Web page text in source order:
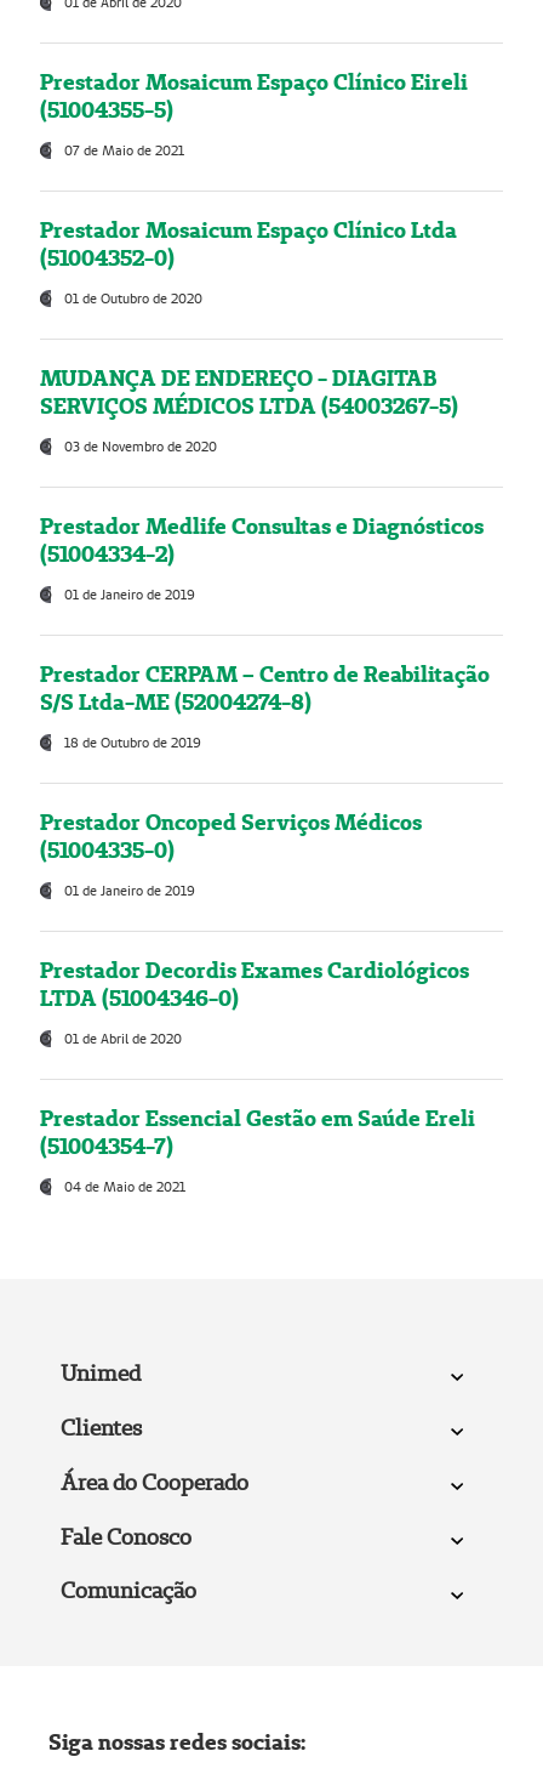
Prestador Mosaicum Espaço Clínico Eireli
(51004355-5)
07 de Maio de 2021
Prestador Mosaicum Espaço Clínico Ltda
(51004352-0)
01 de Outubro de 2020
MUDANÇA DE ENDEREÇO - DIAGITAB
SERVIÇOS MÉDICOS LTDA (54003267-5)
03 de Novembro de 2020
Prestador Medlife Consultas e Diagnósticos
(51004334-2)
01 de Janeiro de 2019
Prestador CERPAM – Centro de Reabilitação
S/S Ltda-ME (52004274-8)
18 de Outubro de 2019
Prestador Oncoped Serviços Médicos
(51004335-0)
01 de Janeiro de 2019
Prestador Decordis Exames Cardiológicos
LTDA (51004346-0)
01 de Abril de 2020
Prestador Essencial Gestão em Saúde Ereli
(51004354-7)
04 de Maio de 2021
Unimed
Clientes
Área do Cooperado
Fale Conosco
Comunicação
Siga nossas redes sociais: